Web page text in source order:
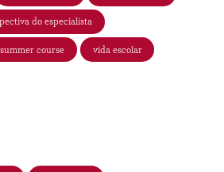
do especialista
summer course vida escolar